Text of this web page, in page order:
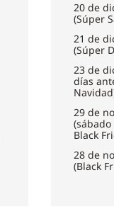
20 de
(Súper
21 de
(Súper
23 de
días
29 de
Black
28 de
(Black